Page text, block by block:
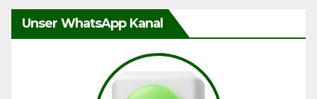
Unser WhatsApp Kanal